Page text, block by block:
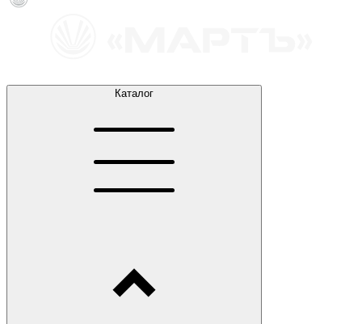
Каталог